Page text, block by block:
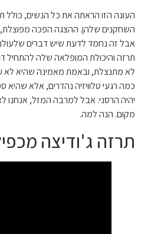
העונה הזו הראתה את כל הנשים, כולל
השחקנים שלהן. ההצגה הפכה
אבל זה נחמד לדעת שיש דברים
תרזה והיכולת המופלאה שלה
יהיה הרסני. אבל למרבה המזל, אנחנו
מקום. הנה למה.
תרזה ג'ודיצה